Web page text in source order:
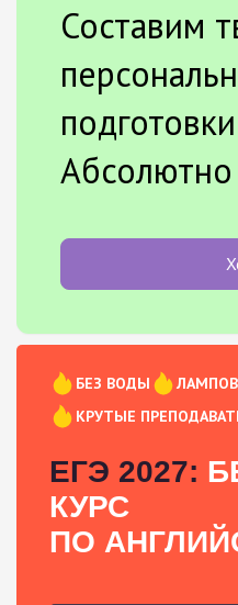
Составим
БЕЗ ВОДЫ
КРУТЫЕ
ЕГЭ 2027:
КУРС
ПО